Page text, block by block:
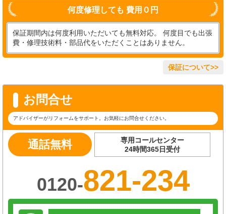
何度修理しても 費用０円
保証期間内は何度利用いただいても無料対応。 何度目でも出張
費・修理技術料・部品代をいただくことはありません。
保証について>>
お問合せ
アドバイザーがリフォームをサポート。お気軽にお問合せください。
通話無料
専用コールセンター
24時間365日受付
0120-821-234